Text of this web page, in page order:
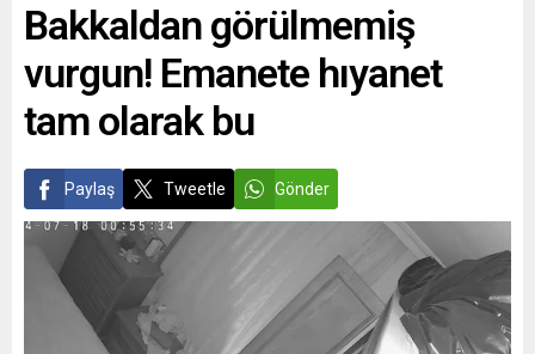
Bakkaldan görülmemiş
vurgun! Emanete hıyanet
tam olarak bu
Paylaş Tweetle Gönder